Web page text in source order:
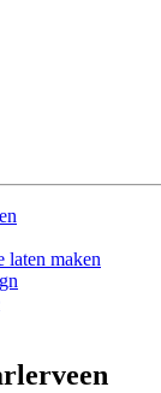
laten maken